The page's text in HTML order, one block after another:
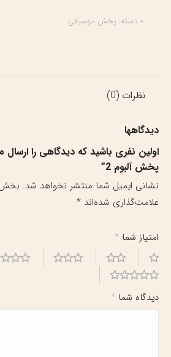
2 دسته: پخش موسیقی
نظرات (0)
دیدگاهها
اولین نفری باشید که دیدگاهی را
پخش آلبوم 2”
نشانی ایمیل شما منتشر نخواهد شد.
علامت‌گذاری شده‌اند *
امتیاز شما *
دیدگاه شما *